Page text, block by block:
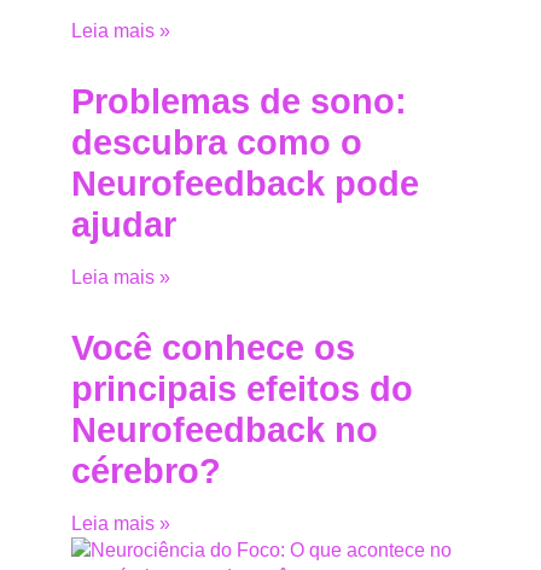
Leia mais »
Problemas de sono:
descubra como o
Neurofeedback pode
ajudar
Leia mais »
Você conhece os
principais efeitos do
Neurofeedback no
cérebro?
Leia mais »